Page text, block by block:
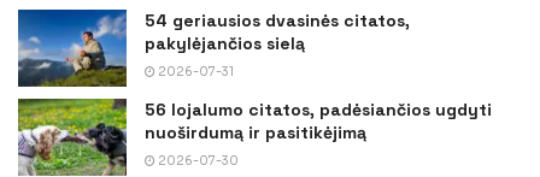
54 geriausios dvasinės citatos,
pakylėjančios sielą
2026-07-31
56 lojalumo citatos, padėsiančios ugdyti
nuoširdumą ir pasitikėjimą
2026-07-30